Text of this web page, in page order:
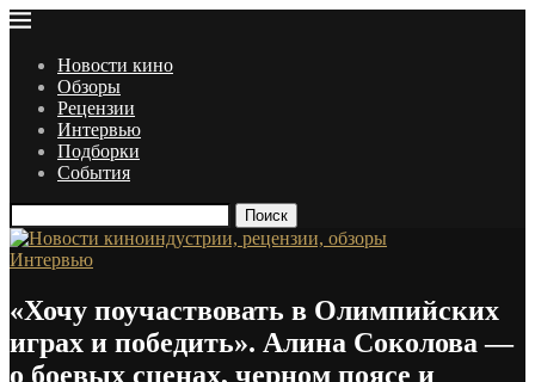
Новости кино
Обзоры
Рецензии
Интервью
Подборки
События
Поиск
Интервью
«Хочу поучаствовать в Олимпийских
играх и победить». Алина Соколова —
о боевых сценах, черном поясе и